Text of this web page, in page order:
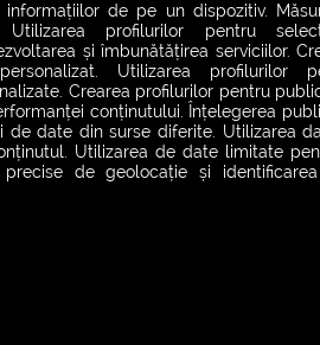
2026©
de pe un dispozitiv.
Utilizarea profilurilor pentru
și îmbunătățirea serviciilor.
Utilizarea profilurilor
Crearea profilurilor pentru
conținutului. Înțelegerea
de date din surse diferite. Utilizarea
Utilizarea de date limitate
de geolocație și